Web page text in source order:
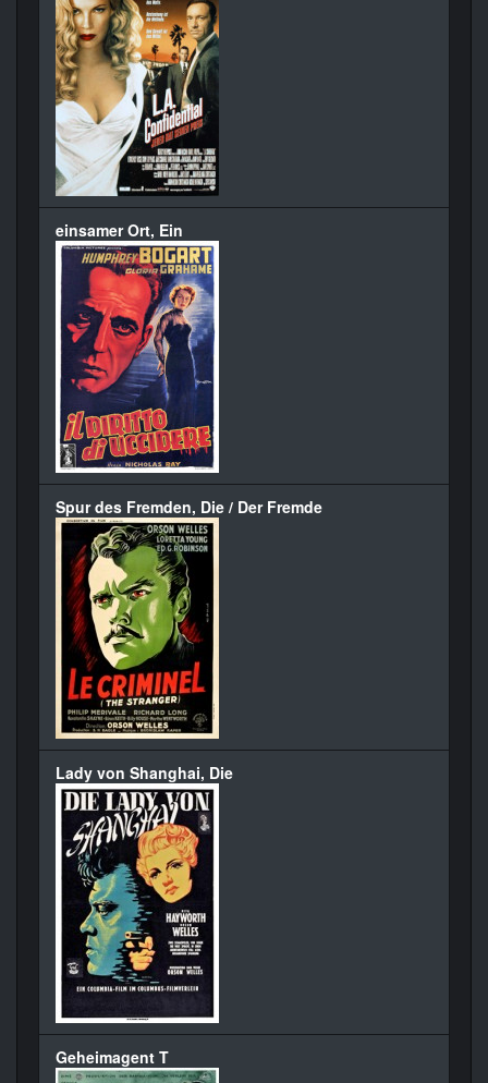
einsamer Ort, Ein
Spur des Fremden, Die / Der Fremde
Lady von Shanghai, Die
Geheimagent T